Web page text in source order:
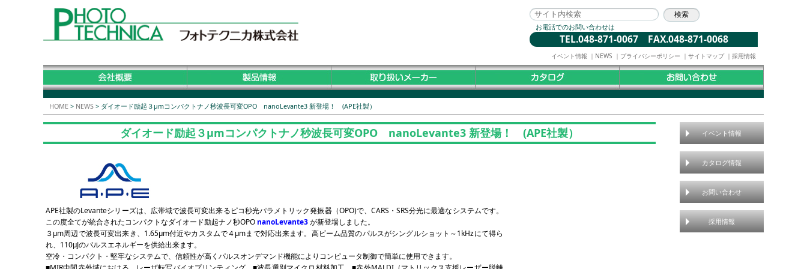
お電話でのお問い合わせは
TEL.048-871-0067 FAX.048-871-0068
イベント情報 ｜ NEWS ｜ プライバシーポリシー ｜ サイトマップ ｜ 採用情報
HOME > NEWS > ダイオード励起３μmコンパクトナノ秒波長可変OPO nanoLevante3 新登場！ (APE社製）
ダイオード励起３μmコンパクトナノ秒波長可変OPO nanoLevante3 新登場！ (APE社製）
APE社製のLevanteシリーズは、広帯域で波長可変出来るピコ秒光パラメトリック発振器（OPO)で、CARS・SRS分光に最適なシステムです。
この度全てが統合されたコンパクトなダイオード励起ナノ秒OPO nanoLevante3が新登場しました。
３μm周辺で波長可変出来き、1.65μm付近やカスタムで４μmまで対応出来ます。高ビーム品質のパルスがシングルショット～1kHzにて得ら
れ、110μJのパルスエネルギーを供給出来ます。
空冷・コンパクト・堅牢なシステムで、信頼性が高くパルスオンデマンド機能によりコンピュータ制御で簡単に使用できます。
イベント情報
カタログ情報
お問い合わせ
採用情報